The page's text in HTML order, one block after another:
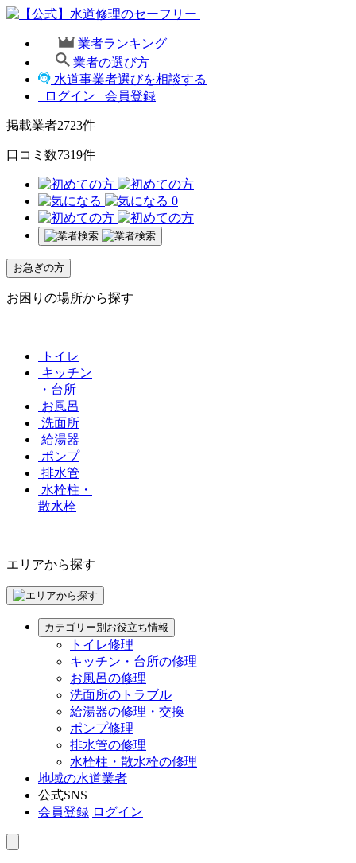
業者ランキング
業者の選び方
水道事業者選びを相談する
ログイン
会員登録
掲載業者2723件
口コミ数7319件
0
お急ぎの方
お困りの場所から探す
トイレ
キッチン
・台所
お風呂
洗面所
給湯器
ポンプ
排水管
水栓柱・
散水栓
エリアから探す
カテゴリー別お役立ち情報
トイレ修理
キッチン・台所の修理
お風呂の修理
洗面所のトラブル
給湯器の修理・交換
ポンプ修理
排水管の修理
水栓柱・散水栓の修理
地域の水道業者
公式SNS
会員登録 ログイン